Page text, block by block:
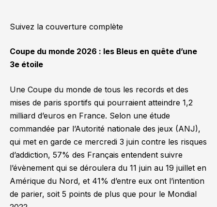
Suivez la couverture complète
Coupe du monde 2026 : les Bleus en quête d’une
3e étoile
Une Coupe du monde de tous les records et des
mises de paris sportifs qui pourraient atteindre 1,2
milliard d’euros en France. Selon une étude
commandée par l’Autorité nationale des jeux (ANJ),
qui met en garde ce mercredi 3 juin contre les risques
d’addiction, 57% des Français entendent suivre
l’évènement qui se déroulera du 11 juin au 19 juillet en
Amérique du Nord, et 41% d’entre eux ont l’intention
de parier, soit 5 points de plus que pour le Mondial